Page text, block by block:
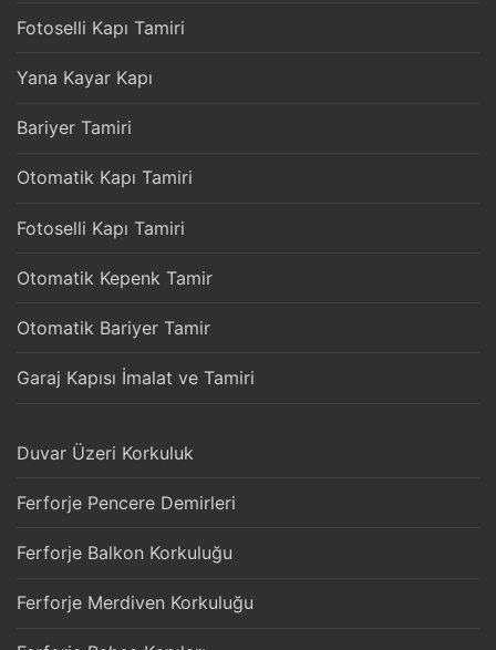
Fotoselli Kapı Tamiri
Yana Kayar Kapı
Bariyer Tamiri
Otomatik Kapı Tamiri
Fotoselli Kapı Tamiri
Otomatik Kepenk Tamir
Otomatik Bariyer Tamir
Garaj Kapısı İmalat ve Tamiri
Duvar Üzeri Korkuluk
Ferforje Pencere Demirleri
Ferforje Balkon Korkuluğu
Ferforje Merdiven Korkuluğu